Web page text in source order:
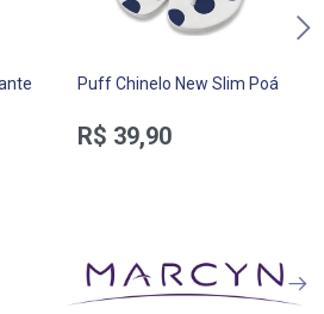
Puff Chinelo New Slim Poá
R$ 39,90